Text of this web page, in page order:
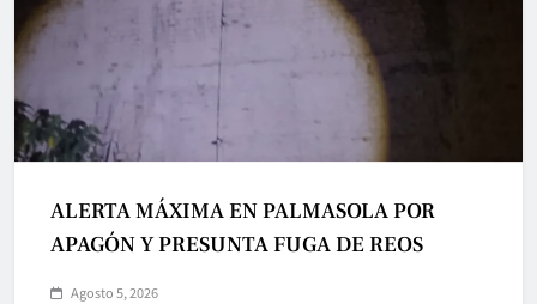
ALERTA MÁXIMA EN PALMASOLA POR
APAGÓN Y PRESUNTA FUGA DE REOS
Agosto 5, 2026